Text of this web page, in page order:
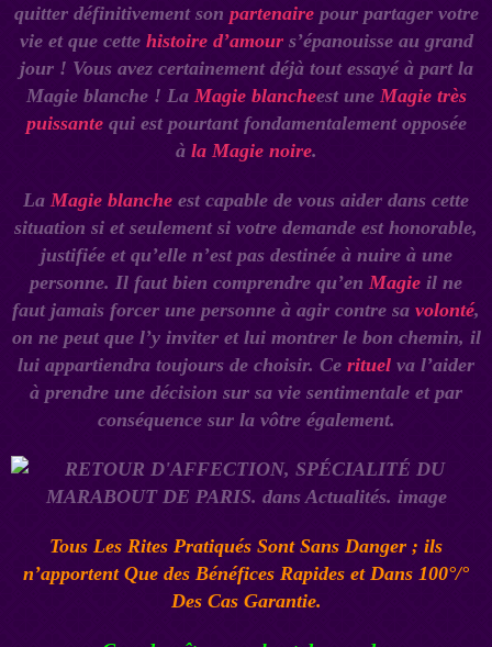
quitter définitivement son partenaire pour partager votre
vie et que cette histoire d’amours’épanouisse au grand
jour ! Vous avez certainement déjà tout essayé à part la
Magie blanche ! LaMagie blancheest une Magie très
puissantequi est pourtant fondamentalement opposée
à la Magie noire.
LaMagie blanche est capable de vous aider dans cette
situation si et seulement si votre demande est honorable,
justifiée et qu’elle n’est pas destinée à nuire à une
personne. Il faut bien comprendre qu’en Magie il ne
faut jamais forcer une personne à agir contre sa volonté,
on ne peut que l’y inviter et lui montrer le bon chemin, il
lui appartiendra toujours de choisir. Ce rituel va l’aider
à prendre une décision sur sa vie sentimentale et par
conséquence sur la vôtre également.
Tous Les Rites Pratiqués Sont Sans Danger ; ils
n’apportent Que des Bénéfices Rapides et Dans 100°/°
Des Cas Garantie.